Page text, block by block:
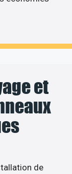
et
de